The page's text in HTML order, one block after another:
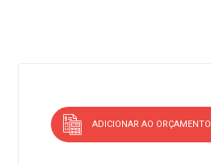
ADICIONAR AO ORÇAMENTO